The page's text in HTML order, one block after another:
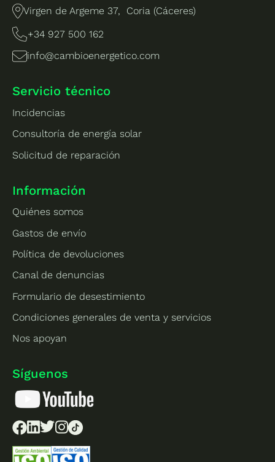
Virgen de Argeme 37, Coria (Cáceres)
+34 927 500 162
info@cambioenergetico.com
Servicio técnico
Incidencias
Consultoría de energía solar
Solicitud de reparación
Información
Quiénes somos
Gastos de envío
Política de devoluciones
Canal de denuncias
Formulario de desestimiento
Condiciones generales de venta y servicios
Nos apoyan
Síguenos